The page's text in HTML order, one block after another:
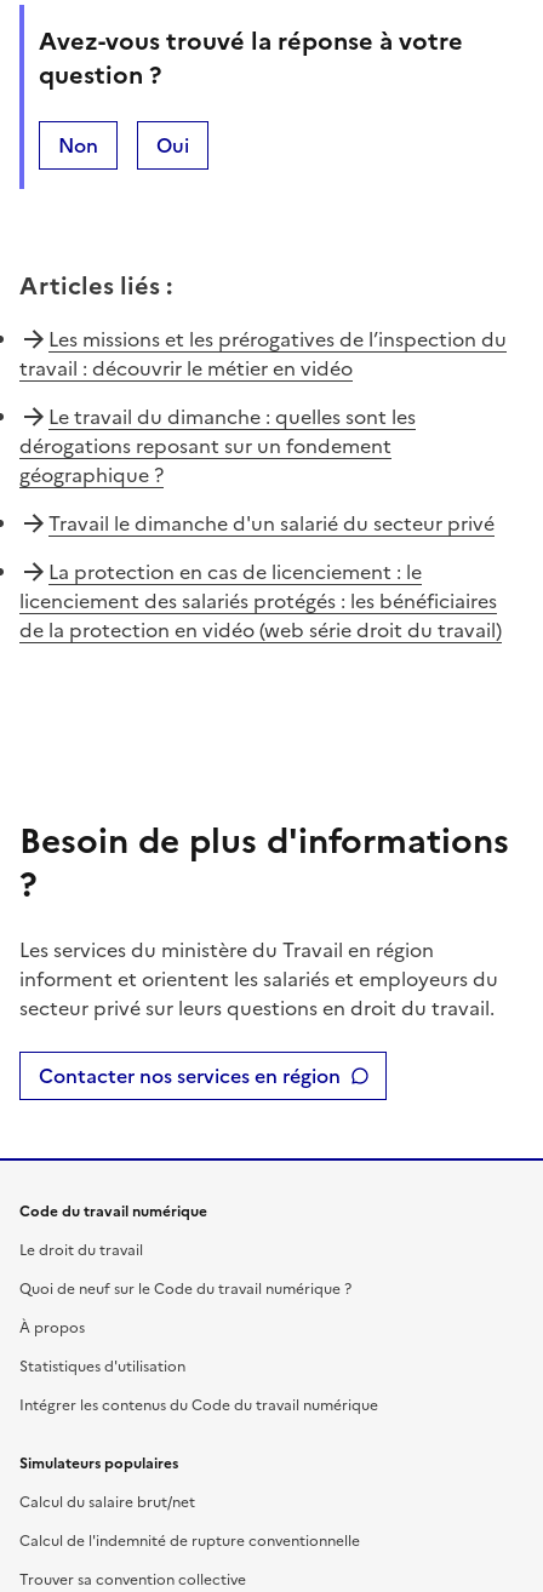
Avez-vous trouvé la réponse à votre
question ?
Non Oui
Articles liés :
Les missions et les prérogatives de l’inspection du
travail : découvrir le métier en vidéo
Le travail du dimanche : quelles sont les
dérogations reposant sur un fondement
géographique ?
Travail le dimanche d'un salarié du secteur privé
La protection en cas de licenciement : le
licenciement des salariés protégés : les bénéficiaires
de la protection en vidéo (web série droit du travail)
Besoin de plus d'informations
?
Les services du ministère du Travail en région
informent et orientent les salariés et employeurs du
secteur privé sur leurs questions en droit du travail.
Contacter nos services en région
Code du travail numérique
Le droit du travail
Quoi de neuf sur le Code du travail numérique ?
À propos
Statistiques d'utilisation
Intégrer les contenus du Code du travail numérique
Simulateurs populaires
Calcul du salaire brut/net
Calcul de l'indemnité de rupture conventionnelle
Trouver sa convention collective